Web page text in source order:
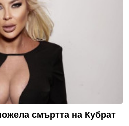
смъртта на Кубрат